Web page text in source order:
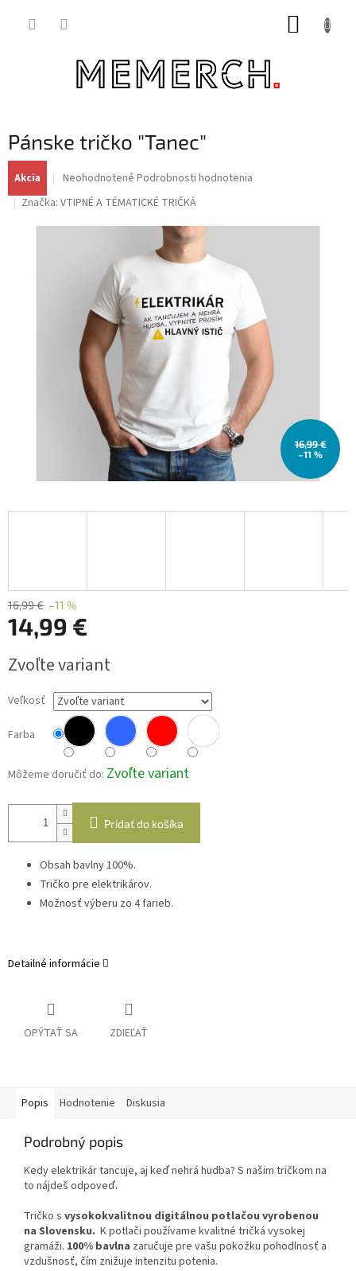
Pánske tričko "Tanec"
Akcia
Priemerné
produktu
je
hviezdičiek.
Neohodnotené Podrobnosti hodnotenia
Značka: VTIPNÉ A TÉMATICKÉ TRIČKÁ
16,99 €
–11 %
16,99 € –11 %
14,99 €
cena:
Zvoľte variant
Veľkosť
Farba
Môžeme doručiť do: Zvoľte variant
Pridať do košíka
Obsah bavlny 100%.
Tričko pre elektrikárov.
Možnosť výberu zo 4 farieb.
Detailné informácie
OPÝTAŤ SA ZDIEĽAŤ
Popis Hodnotenie Diskusia
Podrobný popis
Kedy elektrikár tancuje, aj keď nehrá hudba? S našim tričkom na
to nájdeš odpoveď.
Tričko s vysokokvalitnou digitálnou potlačou vyrobenou
na Slovensku. K potlači používame kvalitné tričká vysokej
gramáži. 100% bavlna zaručuje pre vašu pokožku pohodlnosť a
vzdušnosť, čím znižuje intenzitu potenia.